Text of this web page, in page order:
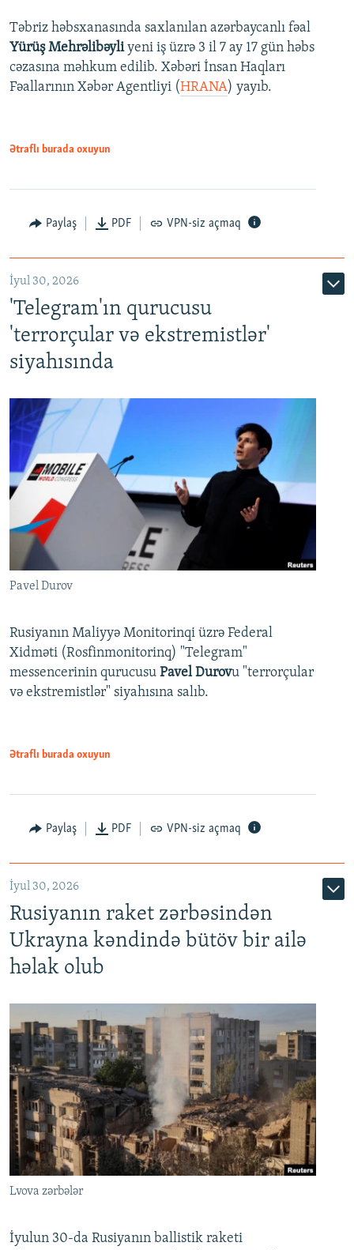
Təbriz həbsxanasında saxlanılan azərbaycanlı fəal
Yürüş Mehrəlibəyliyeni iş üzrə 3 il 7 ay 17 gün həbs
cəzasına məhkum edilib. Xəbəri İnsan Haqları
Fəallarının Xəbər Agentliyi (HRANA) yayıb.
Ətraflı burada oxuyun
Paylaş PDF VPN-siz açmaq
İyul 30, 2026
'Telegram'ın qurucusu
'terrorçular və ekstremistlər'
siyahısında
Pavel Durov
Rusiyanın Maliyyə Monitorinqi üzrə Federal
Xidməti (Rosfinmonitorinq) "Telegram"
messencerinin qurucusu Pavel Durovu "terrorçular
və ekstremistlər" siyahısına salıb.
Ətraflı burada oxuyun
Paylaş PDF VPN-siz açmaq
İyul 30, 2026
Rusiyanın raket zərbəsindən
Ukrayna kəndində bütöv bir ailə
həlak olub
Lvova zərbələr
İyulun 30-da Rusiyanın ballistik raketi